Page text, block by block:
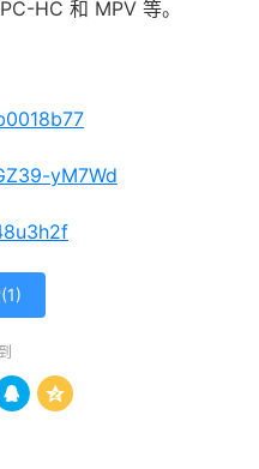
HC 和 MPV 等。
yM7Wd
1)
 